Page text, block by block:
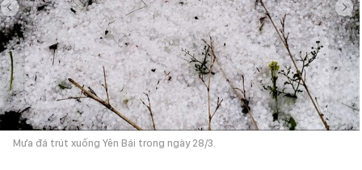
Mưa đá trút xuống Yên Bái trong ngày 28/3.